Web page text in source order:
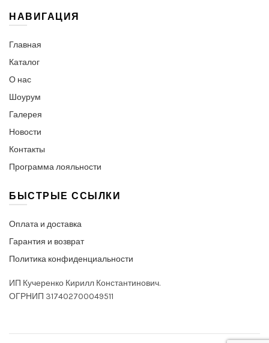
НАВИГАЦИЯ
Главная
Каталог
О нас
Шоурум
Галерея
Новости
Контакты
Программа лояльности
БЫСТРЫЕ ССЫЛКИ
Оплата и доставка
Гарантия и возврат
Политика конфиденциальности
ИП Кучеренко Кирилл Константинович.
ОГРНИП 317402700049511